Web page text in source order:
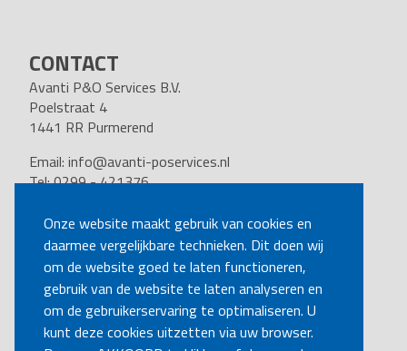
Onze website maakt gebruik van cookies en
daarmee vergelijkbare technieken. Dit doen wij
om de website goed te laten functioneren,
gebruik van de website te laten analyseren en
om de gebruikerservaring te optimaliseren. U
kunt deze cookies uitzetten via uw browser.
CONTACT
Avanti P&O Services B.V.
Poelstraat 4
1441 RR Purmerend
Email: info@avanti-poservices.nl
Tel: 0299 - 421376
Kvk nummer: 37140121
VOLG ONS
BEL MIJ TERUG